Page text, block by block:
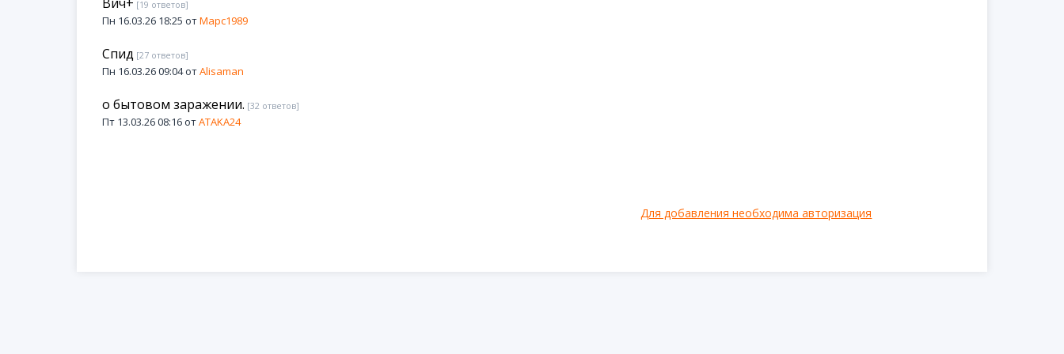
[19 ответов]
Пн 16.03.26 18:25 отМарс1989
Спид [27 ответов]
Пн 16.03.26 09:04 отAlisaman
о бытовом заражении. [32 ответов]
Пт 13.03.26 08:16 отATAKA24
Для добавления необходима авторизация